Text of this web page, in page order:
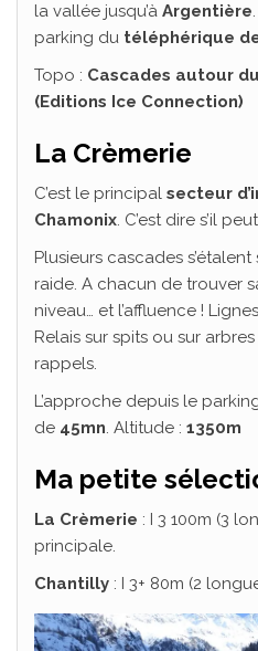
la vallée jusqu’à Argentière
parking du téléphérique
Topo : Cascades autour
(Editions Ice Connection)
La Crèmerie
C’est le principal secteur
Chamonix. C’est dire s’il
Plusieurs cascades
raide. A chacun de trouver
niveau… et l’affluence !
Relais sur spits ou sur
rappels.
L’approche depuis le
de 45mn. Altitude : 1350m
Ma petite
La Crèmerie : I 3 100m (3
principale.
Chantilly : I 3+ 80m (2